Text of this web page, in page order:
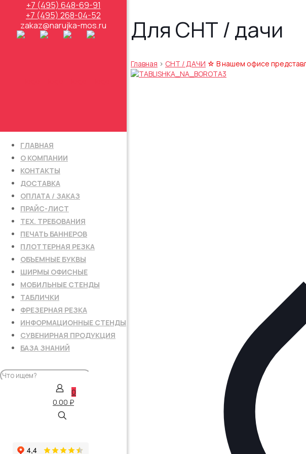
+7 (495) 648-69-91
+7 (495) 268-04-52
zakaz@narujka-mos.ru
ГЛАВНАЯ
О КОМПАНИИ
КОНТАКТЫ
ДОСТАВКА
ОПЛАТА / ЗАКАЗ
ПРАЙС-ЛИСТ
ТЕХ. ТРЕБОВАНИЯ
ПЕЧАТЬ БАННЕРОВ
ПЛОТТЕРНАЯ РЕЗКА
ОБЪЕМНЫЕ БУКВЫ
ШИРМЫ ОФИСНЫЕ
МОБИЛЬНЫЕ СТЕНДЫ
ТАБЛИЧКИ
ФРЕЗЕРНАЯ РЕЗКА
ИНФОРМАЦИОННЫЕ СТЕНДЫ
СУВЕНИРНАЯ ПРОДУКЦИЯ
БАЗА ЗНАНИЙ
0
0.00 ₽
Для СНТ / дачи
Главная > СНТ / ДАЧИ ☆ В нашем офисе